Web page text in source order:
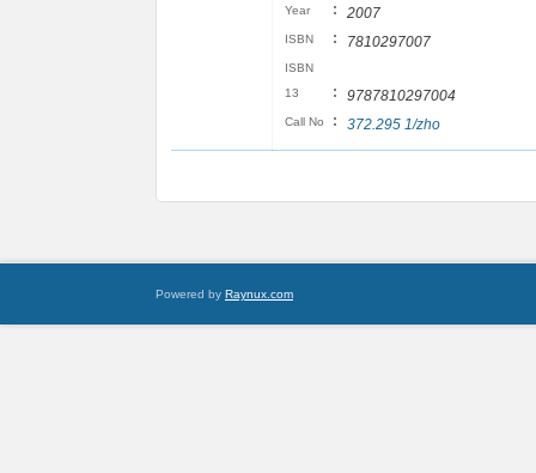
Year : 2007
ISBN : 7810297007
ISBN
13
: 9787810297004
Call No : 372.295 1/zho
Powered by Raynux.com